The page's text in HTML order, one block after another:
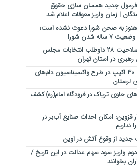
فرمول جدید همسان سازی حقوق
| زمان واریز معوقات اعلام شد
هنوز به صحن شورا دعوت نشده است؛
۷ ساله شدن شورا
تأیید صلاحیت ۲۸ داوطلب انتخابات مجلس
رهبری در استان تهران
فعالیت ۳۰ اکیپ در طرح واکسیناسیون دام‌های
لرستان
حاوی تریاک در فرودگاه امام(ره) کشف
قزوین: امکان احداث صنایع آب‌بر در
نداریم
جدید از وقوع آتش در اوین
واریز سود سهام عدالت در این تاریخ /
بخوانند